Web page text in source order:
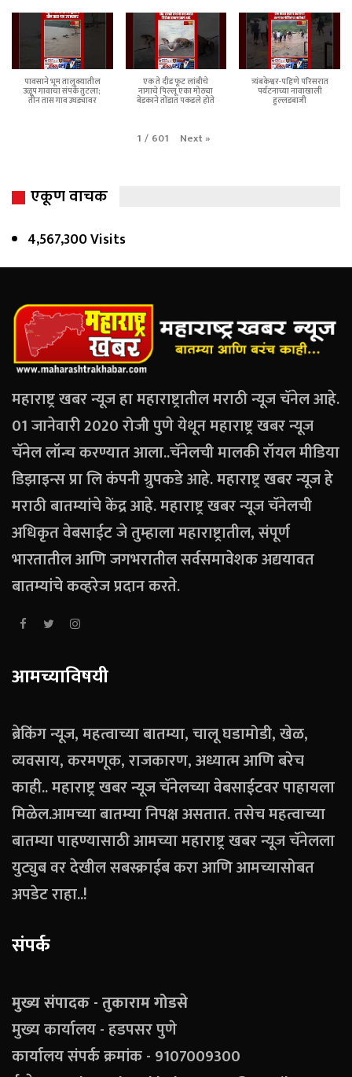
पावसाने भूम तालुक्यातील
उळूप गावाचा संपर्क तुटला;
तीन तास गाव उघड्यावर
एक ते दीड फूट लांबीचे
नागाचे पिल्लू एका मोठ्या
बेडकाने तोंडात पकडले होते
त्र्यंबकेश्वर-पहिणे परिसरात
पर्यटनाच्या नावाखाली
हुल्लडबाजी
1 / 601 Next»
एकूण वाचक
4,567,300 Visits
महाराष्ट्र खबर न्यूज हा महाराष्ट्रातील मराठी न्यूज चॅनेल आहे.
01 जानेवारी 2020 रोजी पुणे येथून महाराष्ट्र खबर न्यूज
चॅनेल लॉन्च करण्यात आला..चॅनेलची मालकी रॉयल मीडिया
डिझाइन्स प्रा लि कंपनी ग्रुपकडे आहे. महाराष्ट्र खबर न्यूज हे
मराठी बातम्यांचे केंद्र आहे. महाराष्ट्र खबर न्यूज चॅनेलची
अधिकृत वेबसाईट जे तुम्हाला महाराष्ट्रातील, संपूर्ण
भारतातील आणि जगभरातील सर्वसमावेशक अद्ययावत
बातम्यांचे कव्हरेज प्रदान करते.
आमच्याविषयी
ब्रेकिंग न्यूज, महत्वाच्या बातम्या, चालू घडामोडी, खेळ,
व्यवसाय, करमणूक, राजकारण, अध्यात्म आणि बरेच
काही.. महाराष्ट्र खबर न्यूज चॅनेलच्या वेबसाईटवर पाहायला
मिळेल.आमच्या बातम्या निपक्ष असतात. तसेच महत्वाच्या
बातम्या पाहण्यासाठी आमच्या महाराष्ट्र खबर न्यूज चॅनेलला
युट्युब वर देखील सबस्क्राईब करा आणि आमच्यासोबत
अपडेट राहा..!
संपर्क
मुख्य संपादक - तुकाराम गोडसे
मुख्य कार्यालय - हडपसर पुणे
कार्यालय संपर्क क्रमांक - 9107009300